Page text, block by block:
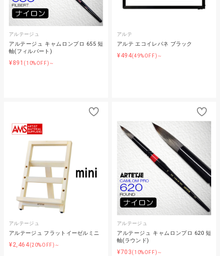
アルテージュ
アルテージュ キャムロンプロ 655 短
軸(フィルバート)
¥891 (10%OFF)～
アルテ
アルテ エコイレパネ ブラック
¥494(49%OFF)～
アルテージュ
アルテージュ フラットイーゼルミニ
¥2,464(20%OFF)～
アルテージュ
アルテージュ キャムロンプロ 620 短
軸(ラウンド)
¥703(10%OFF)～